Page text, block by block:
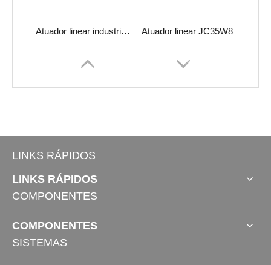
Atuador linear industrial JC35fa2 Atuador linear JC35W8
LINKS RÁPIDOS
LINKS RÁPIDOS
COMPONENTES
COMPONENTES
SISTEMAS